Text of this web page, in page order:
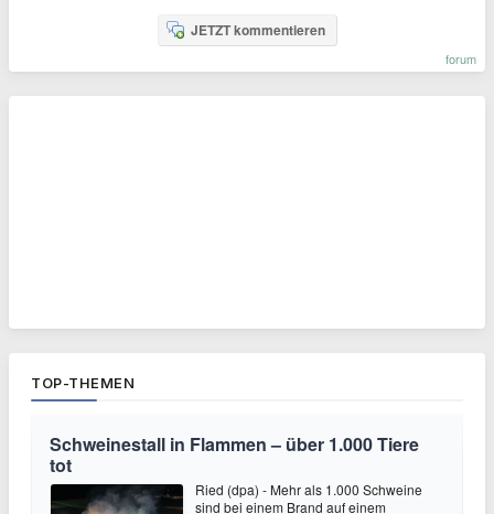
JETZT kommentieren
forum
TOP-THEMEN
Schweinestall in Flammen – über 1.000 Tiere
tot
Ried (dpa) - Mehr als 1.000 Schweine
sind bei einem Brand auf einem